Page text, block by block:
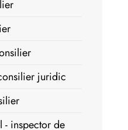
juridic
- inspector de